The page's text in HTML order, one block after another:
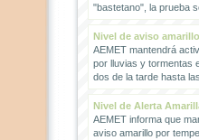
"bastetano", la prueba
Nivel de aviso
AEMET mantendrá
por lluvias y tormentas
dos de la tarde hasta
Nivel de Alerta
AEMET informa que
aviso amarillo por